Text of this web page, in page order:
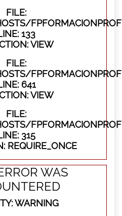
FILE:
133
VIEW
FILE:
641
VIEW
FILE:
315
REQUIRE_ONCE
WAS
WARNING